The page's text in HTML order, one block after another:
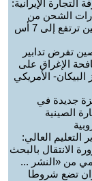
التجارة الإيرانية:
الشحن من
الصين ترتفع إلى 7 أس
تفرض تدابير
الإغراق على
البيكان- الأمريكي
جديدة في
الصينية
التعليم العالي:
الانتقال بالبحث
من «النشر ...
تضع شروطا